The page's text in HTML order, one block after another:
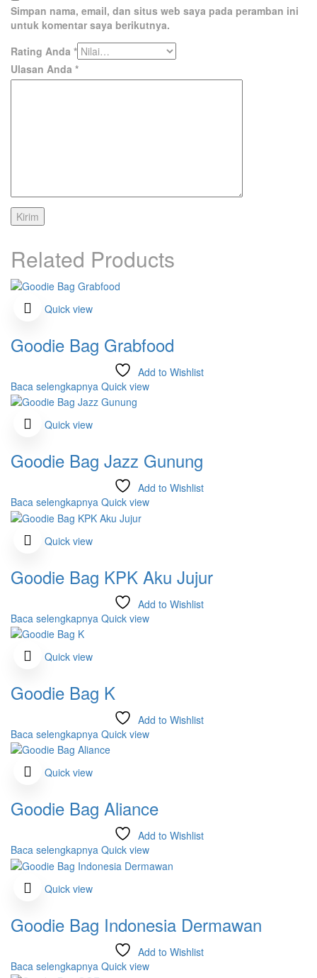
Simpan nama, email, dan situs web saya pada peramban ini
untuk komentar saya berikutnya.
Rating Anda *
Ulasan Anda *
Related Products
Quick view
Goodie Bag Grabfood
Add to Wishlist
Baca selengkapnya Quick view
Quick view
Goodie Bag Jazz Gunung
Add to Wishlist
Baca selengkapnya Quick view
Quick view
Goodie Bag KPK Aku Jujur
Add to Wishlist
Baca selengkapnya Quick view
Quick view
Goodie Bag K
Add to Wishlist
Baca selengkapnya Quick view
Quick view
Goodie Bag Aliance
Add to Wishlist
Baca selengkapnya Quick view
Quick view
Goodie Bag Indonesia Dermawan
Add to Wishlist
Baca selengkapnya Quick view